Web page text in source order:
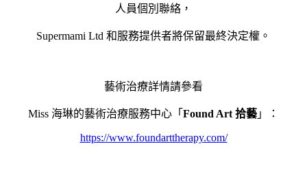
人員個別聯絡，
Supermami Ltd 和服務提供者將保留最終決定權。
藝術治療詳情請參看
Miss 海琳的藝術治療服務中心「 Found Art 拾藝 」：
https://www.foundarttherapy.com/